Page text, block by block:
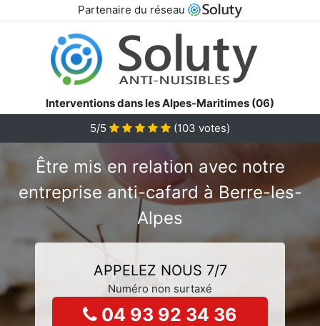
Partenaire du réseau
Interventions dans les Alpes-Maritimes (06)
5/5
(103 votes)
Être mis en relation avec notre
entreprise anti-cafard à Berre-les-
Alpes
APPELEZ NOUS 7/7
Numéro non surtaxé
04 93 92 34 36